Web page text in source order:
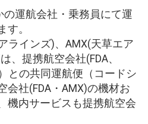
の運航会社・乗務員にて運
す。
ラインズ)、AMX(天草エア
、提携航空会社(FDA、
との共同運航便（コードシ
会社(FDA・AMX)の機材お
機内サービスも提携航空会